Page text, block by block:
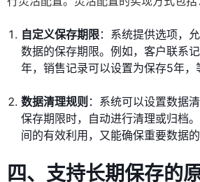
自定义保存期限：系统提供选项，
数据的保存期限。例如，客户联系
年，销售记录可以设置为保存5年，
数据清理规则 ：系统可以设置数据
保存期限时，自动进行清理或归档
间的有效利用，又能确保重要数据的
四、支持长期保存的